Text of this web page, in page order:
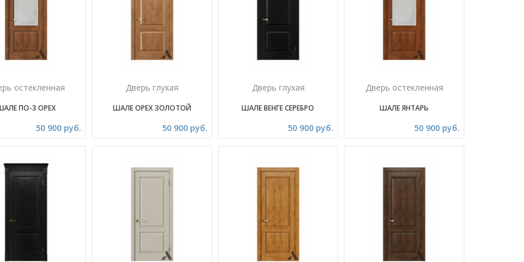
остекленная
ПО-3 ОРЕХ
50 900 руб.
Дверь глухая
ШАЛЕ ОРЕХ ЗОЛОТОЙ
50 900 руб.
Дверь глухая
ШАЛЕ ВЕНГЕ СЕРЕБРО
50 900 руб.
Дверь остекленная
ШАЛЕ ЯНТАРЬ
50 900 руб.